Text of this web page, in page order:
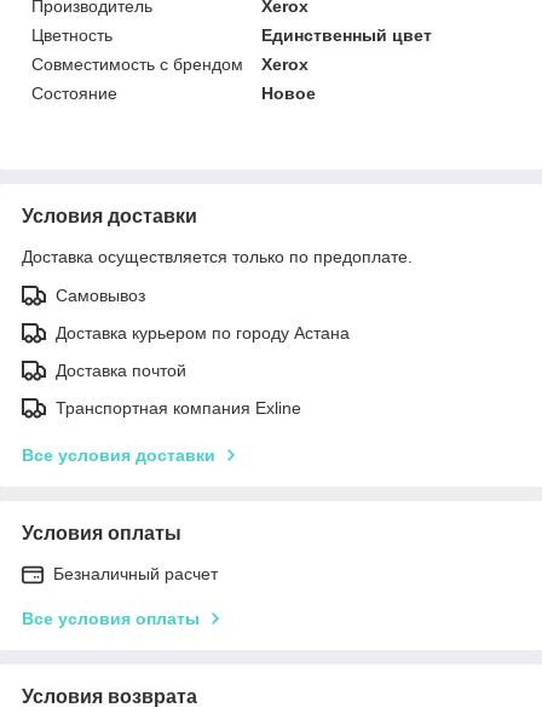
Производитель
Xerox
Цветность
Единственный цвет
Совместимость с брендом
Xerox
Состояние
Новое
Условия доставки
Доставка осуществляется только по предоплате.
Самовывоз
Доставка курьером по городу Астана
Доставка почтой
Транспортная компания Exline
Все условия доставки
Условия оплаты
Безналичный расчет
Все условия оплаты
Условия возврата